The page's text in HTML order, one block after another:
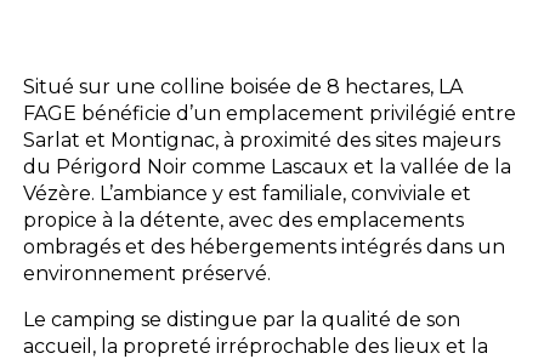
Situé sur une colline boisée de 8 hectares, LA
FAGE bénéficie d’un emplacement privilégié entre
Sarlat et Montignac, à proximité des sites majeurs
du Périgord Noir comme Lascaux et la vallée de la
Vézère. L’ambiance y est familiale, conviviale et
propice à la détente, avec des emplacements
ombragés et des hébergements intégrés dans un
environnement préservé.
Le camping se distingue par la qualité de son
accueil, la propreté irréprochable des lieux et la